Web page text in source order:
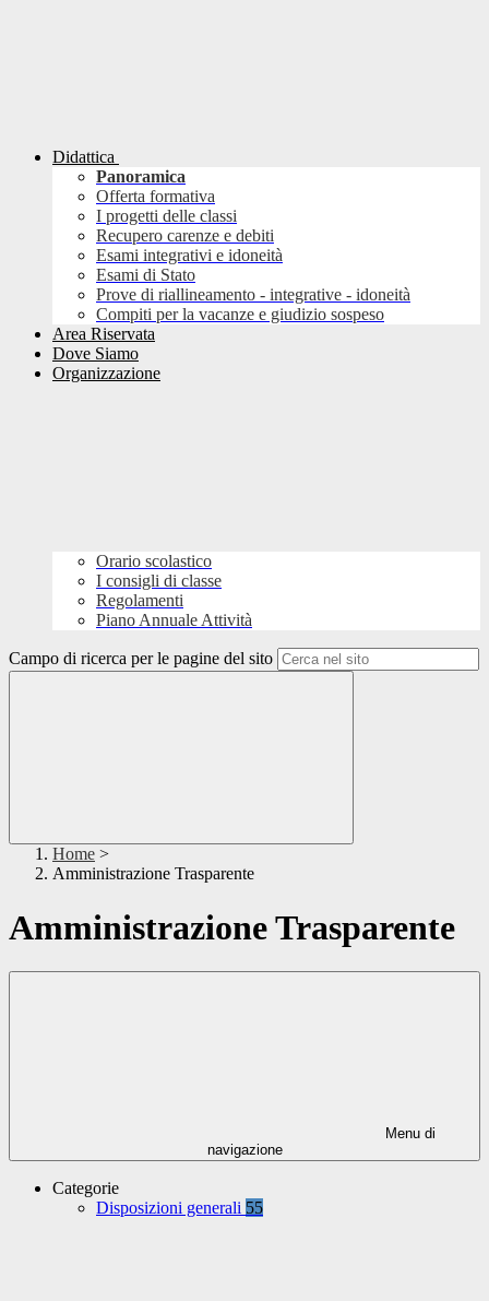
Didattica
Panoramica
Offerta formativa
I progetti delle classi
Recupero carenze e debiti
Esami integrativi e idoneità
Esami di Stato
Prove di riallineamento - integrative - idoneità
Compiti per la vacanze e giudizio sospeso
Area Riservata
Dove Siamo
Organizzazione
Orario scolastico
I consigli di classe
Regolamenti
Piano Annuale Attività
Campo di ricerca per le pagine del sito
Home >
Amministrazione Trasparente
Amministrazione Trasparente
Menu di
navigazione
Categorie
Disposizioni generali 55